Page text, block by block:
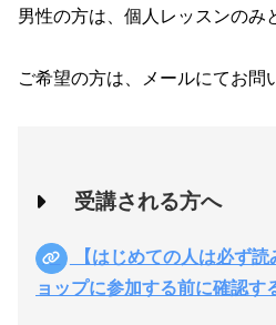
男性の方は、個人レッスンのみ
ご希望の方は、メールにてお問
受講される方へ
【はじめての人は必ず
ョップに参加する前に確認す